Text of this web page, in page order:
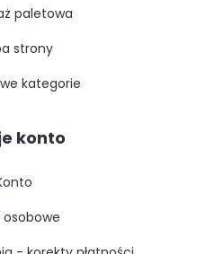
paletowa
strony
kategorie
konto
konto
osobowe